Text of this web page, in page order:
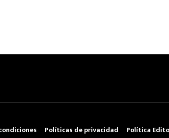
Políticas de privacidad Política